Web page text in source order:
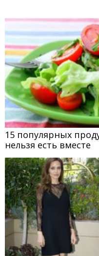
15 популярных
нельзя есть вместе